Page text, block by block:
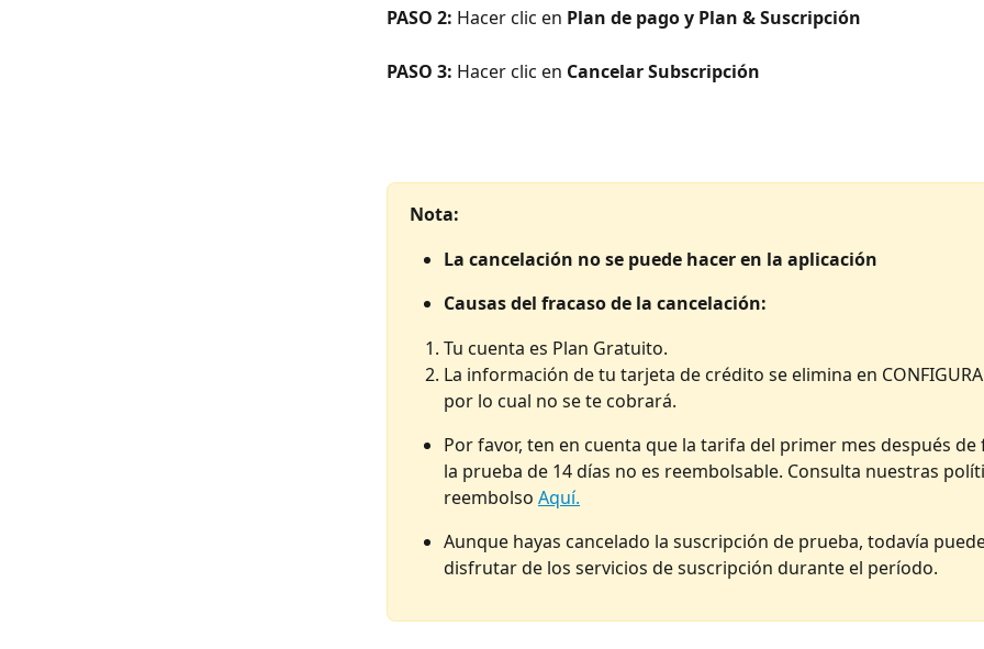
PASO 2: Hacer clic en Plan de pago y Plan & Suscripción
PASO 3: Hacer clic en Cancelar Subscripción
Nota:
La cancelación no se puede hacer en la aplicación
Causas del fracaso de la cancelación:
Tu cuenta es Plan Gratuito.
La información de tu tarjeta de crédito se elimina en
por lo cual no se te cobrará.
Por favor, ten en cuenta que la tarifa del primer mes después de
la prueba de 14 días no es reembolsable. Consulta nuestras
reembolso Aquí.
Aunque hayas cancelado la suscripción de prueba, todavía
disfrutar de los servicios de suscripción durante el período.